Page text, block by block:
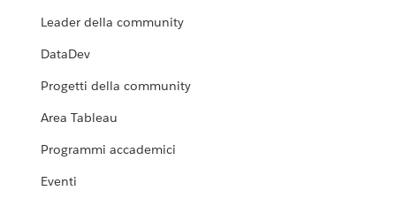
Leader della community
DataDev
Progetti della community
Area Tableau
Programmi accademici
Eventi